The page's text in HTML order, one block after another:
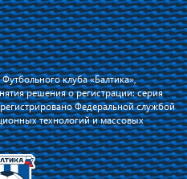
клуба «Балтика»,
решения о регистрации: серия
Федеральной службой
технологий и массовых